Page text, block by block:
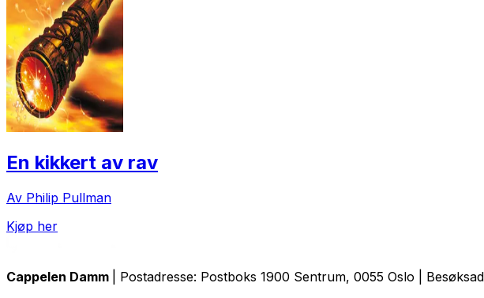
En kikkert av rav
Av Philip Pullman
Kjøp her
Cappelen Damm | Postadresse: Postboks 1900 Sentrum, 0055 Oslo |